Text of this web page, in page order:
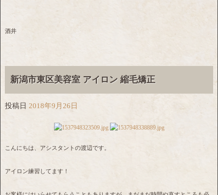
酒井
新潟市東区美容室 アイロン 縮毛矯正
投稿日 2018年9月26日
こんにちは、アシスタントの渡辺です。
アイロン練習してます！